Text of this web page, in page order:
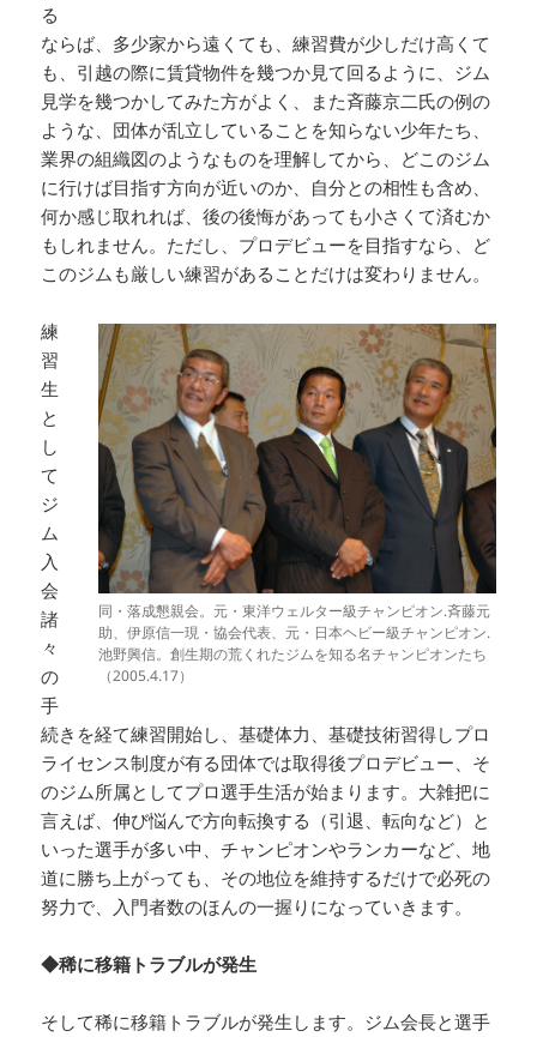
る
ならば、多少家から遠くても、練習費が少しだけ高くて
も、引越の際に賃貸物件を幾つか見て回るように、ジム
見学を幾つかしてみた方がよく、また斉藤京二氏の例の
ような、団体が乱立していることを知らない少年たち、
業界の組織図のようなものを理解してから、どこのジム
に行けば目指す方向が近いのか、自分との相性も含め、
何か感じ取れれば、後の後悔があっても小さくて済むか
もしれません。ただし、プロデビューを目指すなら、ど
このジムも厳しい練習があることだけは変わりません。
同・落成懇親会。元・東洋ウェルター級チャンピオン.斉藤元
助、伊原信一現・協会代表、元・日本ヘビー級チャンピオン.
池野興信。創生期の荒くれたジムを知る名チャンピオンたち
（2005.4.17）
練
習
生
と
し
て
ジ
ム
入
会
諸
々
の
手
続きを経て練習開始し、基礎体力、基礎技術習得しプロ
ライセンス制度が有る団体では取得後プロデビュー、そ
のジム所属としてプロ選手生活が始まります。大雑把に
言えば、伸び悩んで方向転換する（引退、転向など）と
いった選手が多い中、チャンピオンやランカーなど、地
道に勝ち上がっても、その地位を維持するだけで必死の
努力で、入門者数のほんの一握りになっていきます。
◆稀に移籍トラブルが発生
そして稀に移籍トラブルが発生します。ジム会長と選手